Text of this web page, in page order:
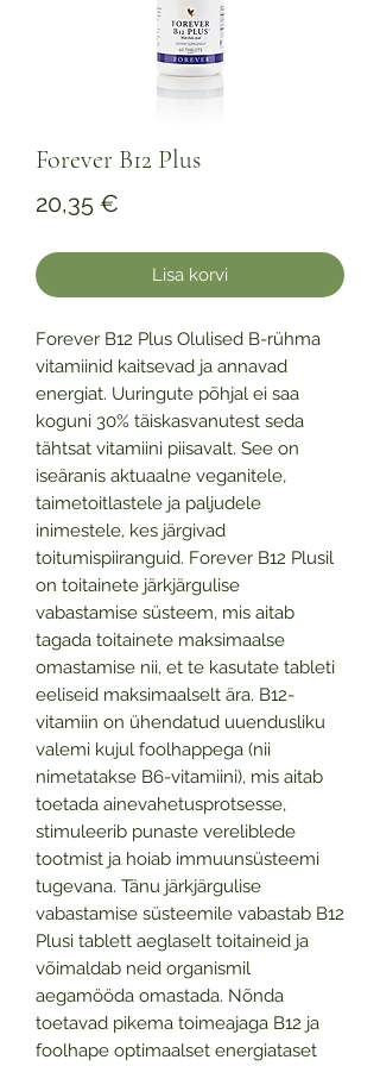
Forever B12 Plus
20,35 €
Lisa korvi
Forever B12 Plus Olulised B-rühma
vitamiinid kaitsevad ja annavad
energiat. Uuringute põhjal ei saa
koguni 30% täiskasvanutest seda
tähtsat vitamiini piisavalt. See on
iseäranis aktuaalne veganitele,
taimetoitlastele ja paljudele
inimestele, kes järgivad
toitumispiiranguid. Forever B12 Plusil
on toitainete järkjärgulise
vabastamise süsteem, mis aitab
tagada toitainete maksimaalse
omastamise nii, et te kasutate tableti
eeliseid maksimaalselt ära. B12-
vitamiin on ühendatud uuendusliku
valemi kujul foolhappega (nii
nimetatakse B6-vitamiini), mis aitab
toetada ainevahetusprotsesse,
stimuleerib punaste vereliblede
tootmist ja hoiab immuunsüsteemi
tugevana. Tänu järkjärgulise
vabastamise süsteemile vabastab B12
Plusi tablett aeglaselt toitaineid ja
võimaldab neid organismil
aegamööda omastada. Nõnda
toetavad pikema toimeajaga B12 ja
foolhape optimaalset energiataset